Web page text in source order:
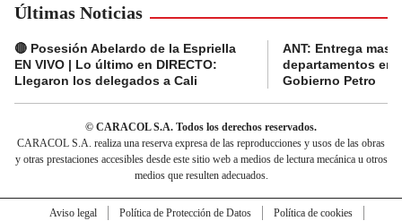
Últimas Noticias
🔴 Posesión Abelardo de la Espriella
EN VIVO | Lo último en DIRECTO:
Llegaron los delegados a Cali
ANT: Entrega
departamentos en
Gobierno Petro
© CARACOL S.A. Todos los derechos reservados.
CARACOL S.A. realiza una reserva expresa de las reproducciones y usos de las obras
y otras prestaciones accesibles desde este sitio web a medios de lectura mecánica u otros
medios que resulten adecuados.
Aviso legal Política de Protección de Datos
Política de cookies